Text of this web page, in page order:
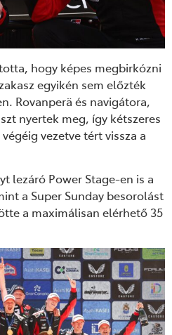
hogy képes megbirkózni
egyikén sem előzték
Rovanperä és navigátora,
nyertek meg, így kétszeres
vezetve tért vissza a
lezáró Power Stage-en is a
a Super Sunday besorolást
a maximálisan elérhető 35